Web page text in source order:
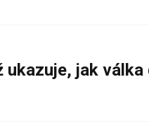
jak válka